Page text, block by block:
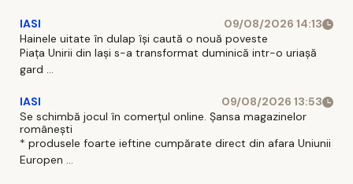
IASI
09/08/2026 14:13
Hainele uitate în dulap îşi caută o nouă poveste
Piaţa Unirii din Iaşi s-a transformat duminică intr-o uriaşă
gard ...
IASI
09/08/2026 13:53
Se schimbă jocul în comerțul online. Șansa magazinelor
românești
* produsele foarte ieftine cumpărate direct din afara Uniunii
Europen ...